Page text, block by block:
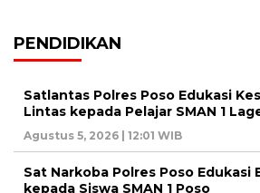
PENDIDIKAN
Satlantas Polres Poso Edukasi
Lintas kepada Pelajar SMAN 1
Agustus 5, 2026 | 12:01 WIB
Sat Narkoba Polres Poso Edukasi
kepada Siswa SMAN 1 Poso